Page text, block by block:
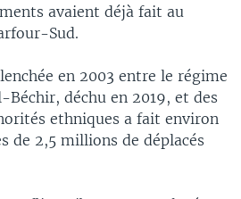
avaient déjà fait au
Sud.
en 2003 entre le régime
déchu en 2019, et des
ethniques a fait environ
de 2,5 millions de déplacés